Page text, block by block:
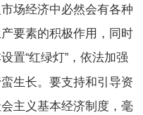
场经济中必然会有各种
要素的积极作用，同时
置“红绿灯”，依法加强
生长。要支持和引导资
主义基本经济制度，毫